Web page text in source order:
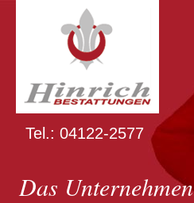
Das Unternehmen
Tel.: 04122-2577